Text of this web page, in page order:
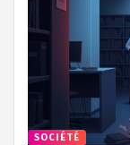
SOCIÉTÉ